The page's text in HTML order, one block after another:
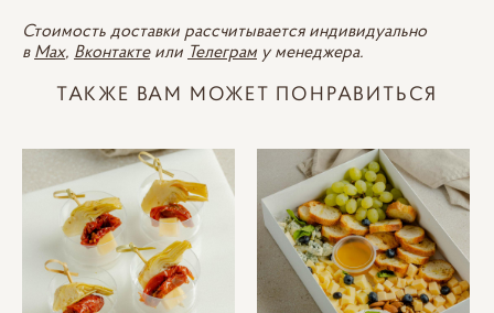
Стоимость доставки рассчитывается индивидуально
в Max, Вконтактеили Телеграм у менеджера.
ТАКЖЕ ВАМ МОЖЕТ ПОНРАВИТЬСЯ